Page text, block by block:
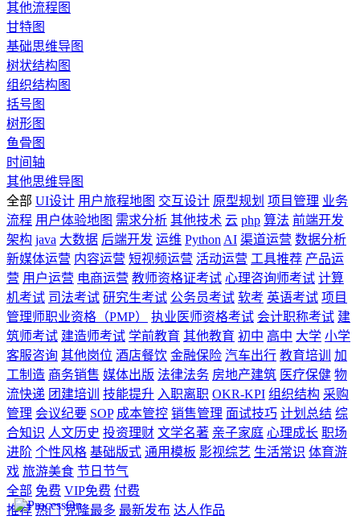
其他流程图
甘特图
基础思维导图
树状结构图
组织结构图
括号图
树形图
鱼骨图
时间轴
其他思维导图
全部 UI设计 用户旅程地图 交互设计 原型规划 项目管理 业务
流程 用户体验地图 需求分析 其他技术 云 php 算法 前端开发
架构 java 大数据 后端开发 运维 Python AI 渠道运营 数据分析
新媒体运营 内容运营 短视频运营 活动运营 工具推荐 产品运
营 用户运营 电商运营 教师资格证考试 心理咨询师考试 计算
机考试 司法考试 研究生考试 公务员考试 软考 英语考试 项目
管理师职业资格（PMP）
执业医师资格考试 会计职称考试 建
筑师考试 建造师考试 学前教育 其他教育 初中 高中 大学 小学
客服咨询 其他岗位 酒店餐饮 金融保险 汽车出行 教育培训
加
工制造 商务销售 媒体出版 法律法务 房地产建筑 医疗保健 物
流快递 团建培训 技能提升 入职离职 OKR-KPI 组织结构 采购
管理 会议纪要 SOP 成本管控 销售管理 面试技巧 计划总结 综
合知识 人文历史 投资理财 文学名著 亲子家庭 心理成长 职场
进阶 个性风格 基础版式 通用模板 影视综艺 生活常识 体育游
戏 旅游美食 节日节气
全部 免费 VIP免费 付费
推荐 热门 克隆最多 最新发布 达人作品